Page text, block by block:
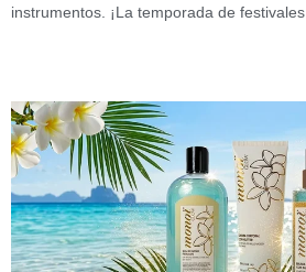
instrumentos. ¡La temporada de festivales